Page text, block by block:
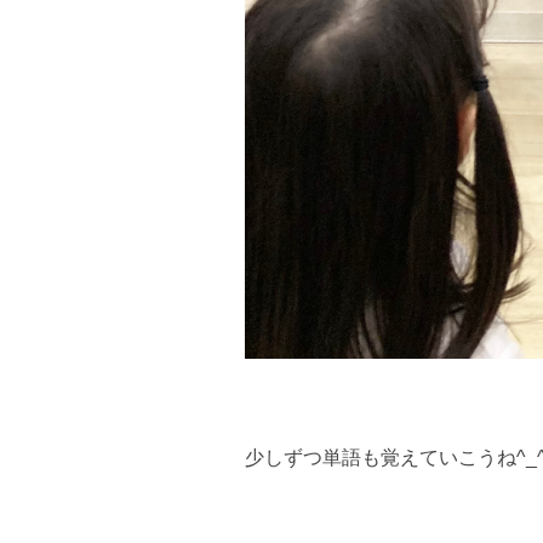
少しずつ単語も覚えていこうね